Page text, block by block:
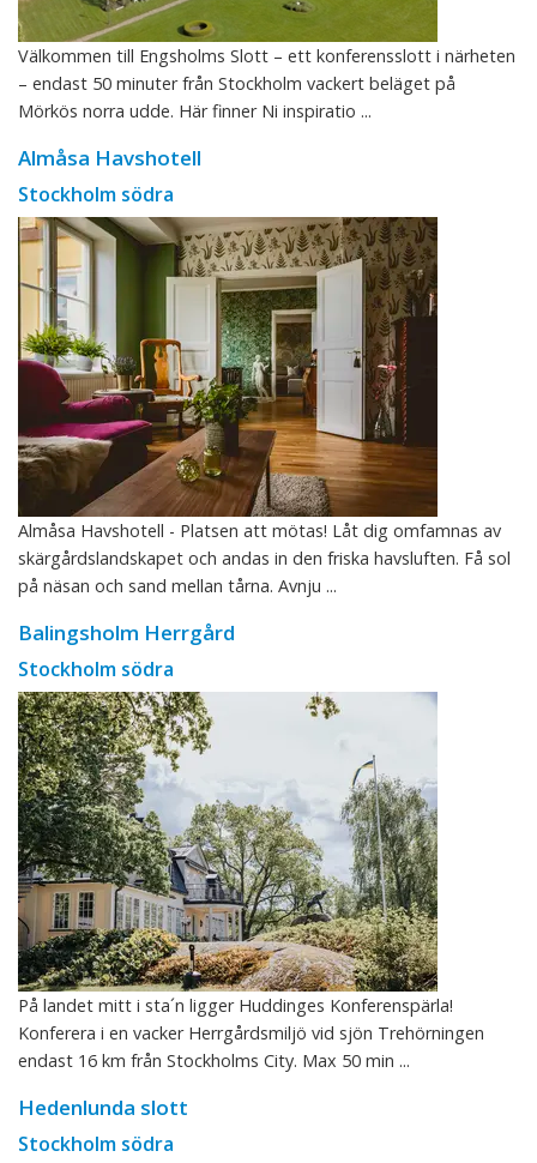
Välkommen till Engsholms Slott – ett konferensslott i närheten
– endast 50 minuter från Stockholm vackert beläget på
Mörkös norra udde. Här finner Ni inspiratio ...
Almåsa Havshotell
Stockholm södra
Almåsa Havshotell - Platsen att mötas! Låt dig omfamnas av
skärgårdslandskapet och andas in den friska havsluften. Få sol
på näsan och sand mellan tårna. Avnju ...
Balingsholm Herrgård
Stockholm södra
På landet mitt i sta´n ligger Huddinges Konferenspärla!
Konferera i en vacker Herrgårdsmiljö vid sjön Trehörningen
endast 16 km från Stockholms City. Max 50 min ...
Hedenlunda slott
Stockholm södra